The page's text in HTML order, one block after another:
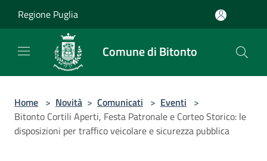
Regione Puglia
Comune di Bitonto
Home > Novità > Comunicati > Eventi >
Bitonto Cortili Aperti, Festa Patronale e Corteo Storico: le
disposizioni per traffico veicolare e sicurezza pubblica